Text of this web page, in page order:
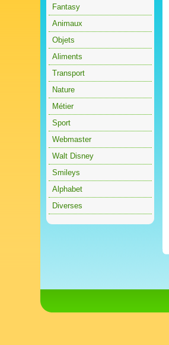
Fantasy
Animaux
Objets
Aliments
Transport
Nature
Métier
Sport
Webmaster
Walt Disney
Smileys
Alphabet
Diverses